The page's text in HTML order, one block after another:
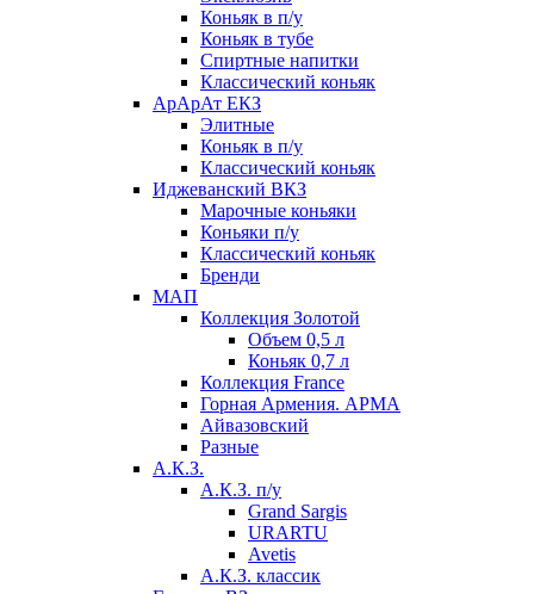
Коньяк в п/у
Коньяк в тубе
Спиртные напитки
Классический коньяк
АрАрАт ЕКЗ
Элитные
Коньяк в п/у
Классический коньяк
Иджеванский ВКЗ
Марочные коньяки
Коньяки п/у
Классический коньяк
Бренди
МАП
Коллекция Золотой
Объем 0,5 л
Коньяк 0,7 л
Коллекция France
Горная Армения. АРМА
Айвазовский
Разные
А.К.З.
А.К.З. п/у
Grand Sargis
URARTU
Avetis
А.К.З. классик